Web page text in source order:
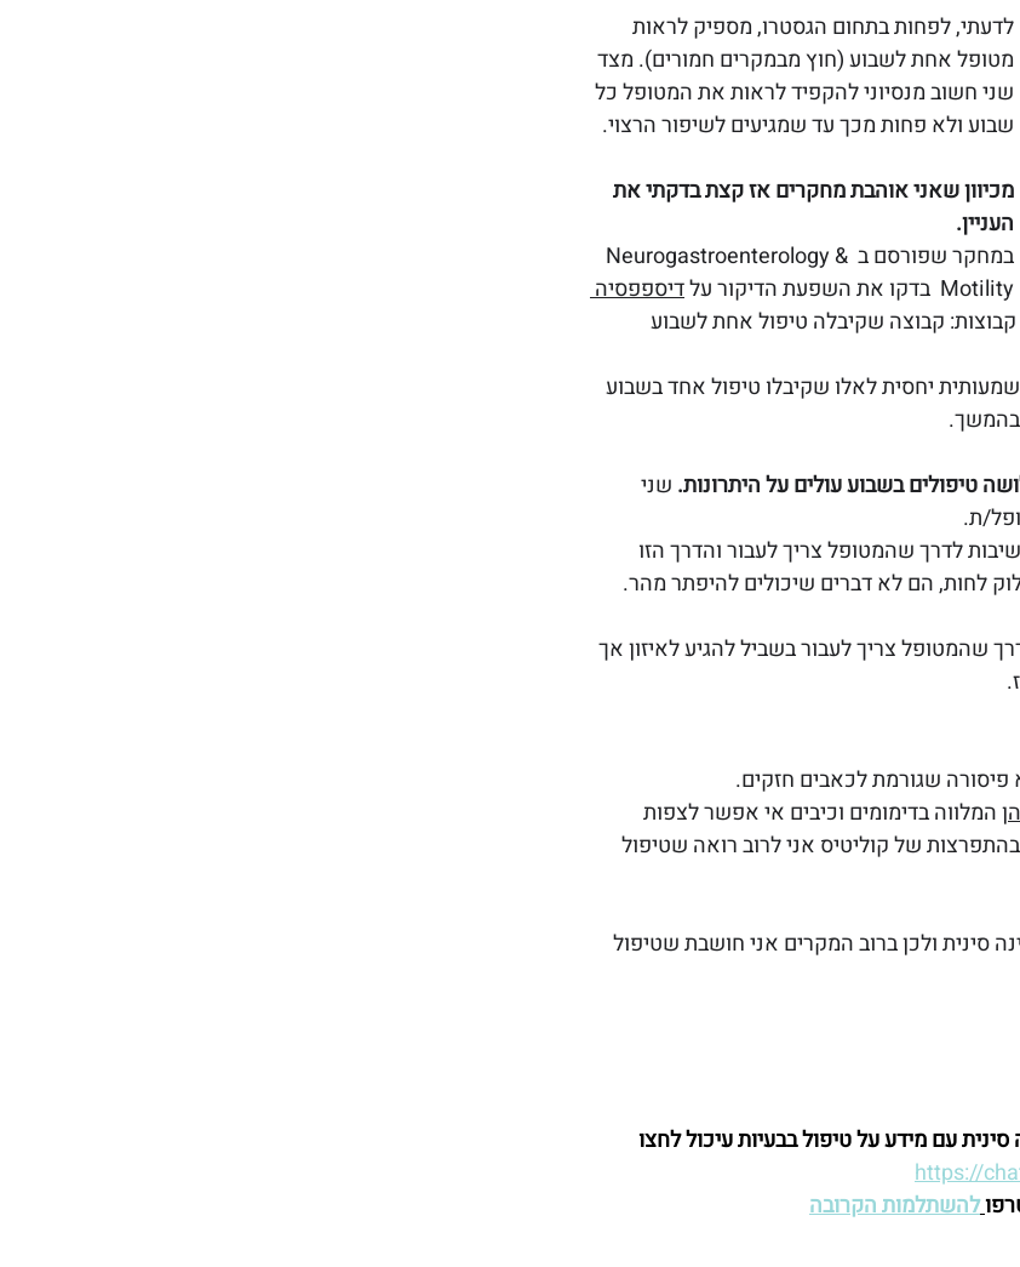
לדעתי, לפחות בתחום הגסטרו, מספיק לראות
מטופל אחת לשבוע (חוץ מבמקרים חמורים). מצד
שני חשוב מנסיוני להקפיד לראות את המטופל כל
שבוע ולא פחות מכך עד שמגיעים לשיפור הרצוי.
מכיוון שאני אוהבת מחקרים אז קצת בדקתי את
העניין.
במחקר שפורסם ב Neurogastroenterology &
Motility  בדקו את השפעת הדיקור על
דיספפסיה
קבוצה שקיבלה טיפול אחת לשבוע
בצורה משמעותית יחסית לאלו שקיבלו טיפול אחד בשבוע
בהמשך.
טיפולים בשבוע עולים על היתרונות. שני
ת.
לדרך שהמטופל צריך לעבור והדרך הזו
לחות, הם לא דברים שיכולים להיפתר מהר.
שהמטופל צריך לעבור בשביל להגיע לאיזון אך
שגורמת לכאבים חזקים.
המלווה בדימומים וכיבים אי אפשר לצפות
של קוליטיס אני לרוב רואה שטיפול
סינית ולכן ברוב המקרים אני חושבת שטיפול
עם מידע על טיפול בבעיות עיכול לחצו
https://
להשתלמות הקרובה